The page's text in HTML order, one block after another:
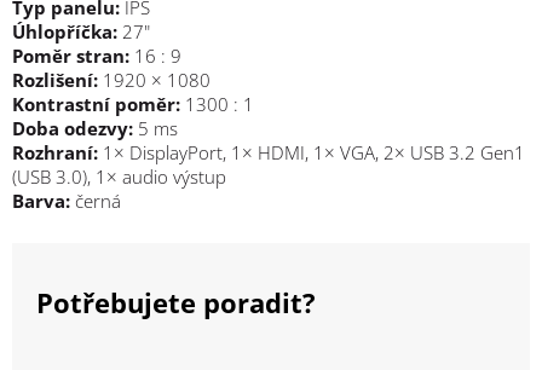
Typ panelu: IPS
Úhlopříčka: 27"
Poměr stran: 16 : 9
Rozlišení: 1920 × 1080
Kontrastní poměr: 1300 : 1
Doba odezvy: 5 ms
Rozhraní: 1× DisplayPort, 1× HDMI, 1× VGA, 2× USB 3.2 Gen1
(USB 3.0), 1× audio výstup
Barva: černá
Potřebujete poradit?